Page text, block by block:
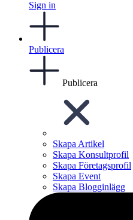
Sign in
Publicera
Publicera
Skapa Artikel
Skapa Konsultprofil
Skapa Företagsprofil
Skapa Event
Skapa Blogginlägg